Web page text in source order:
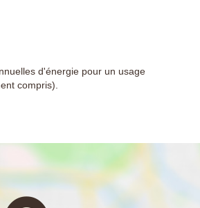
d'énergie pour un usage
compris).